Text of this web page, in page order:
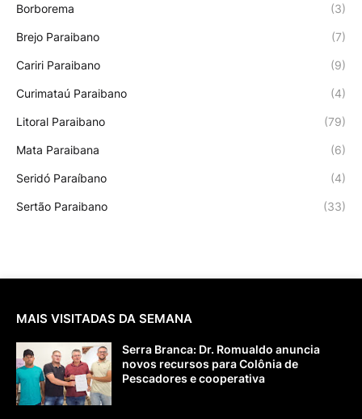
Borborema (3)
Brejo Paraibano (7)
Cariri Paraibano (9)
Curimataú Paraibano (4)
Litoral Paraibano (79)
Mata Paraibana (6)
Seridó Paraíbano (4)
Sertão Paraibano (33)
MAIS VISITADAS DA SEMANA
Serra Branca: Dr. Romualdo anuncia
novos recursos para Colônia de
Pescadores e cooperativa